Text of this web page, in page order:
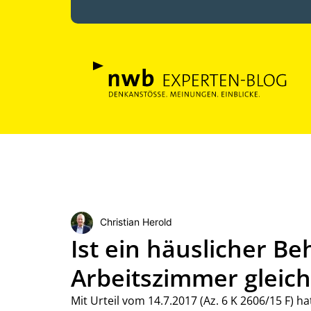
Christian Herold
Ist ein häuslicher
Arbeitszimmer
Mit Urteil vom 14.7.2017 (Az. 6 K 2606/15 F)